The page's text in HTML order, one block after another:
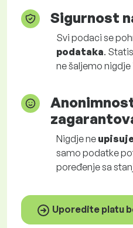
Sigurnost
Svi podaci se
podataka.
ne šaljemo
Nigdje ne
samo podatke
poređenje sa
Uporedite platu